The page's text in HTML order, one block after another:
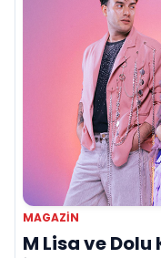
MAGAZIN
M Lisa ve